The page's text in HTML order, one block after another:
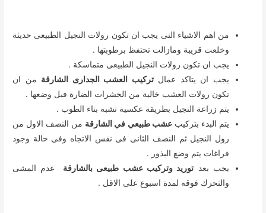
من اهم الاشياء التى يجب ان تكون رولات النجيل الطبيعى حديثة
وخلعت قريبة ومازالت تحتفظ برطوبتها .
يجب ان تكون رولات النجيل الطبيعى متماسكة .
يجب ان يتاكد عمالتركيب العشب الجدارى الشارقة من ان
تكون رولات العشب خالية من الحشرات الضارة فبل وضعها .
يتم زراعة النجيل بطريقة عكسية تشبه بناء الطوب .
يتم البدء بتركيبعشب طبيعي في الشارقة من النصف الاول من
رول النجيل ثم النصف الثانى فى نفس الاتجاه وفى حالة وجود
فراغات يتم وضع البذور .
يجب بعد توريد وتركيب عشب طبيعى بالشارقة
عدم المشى
والتحرك فوقه لمدة اسبوع على الاقل .